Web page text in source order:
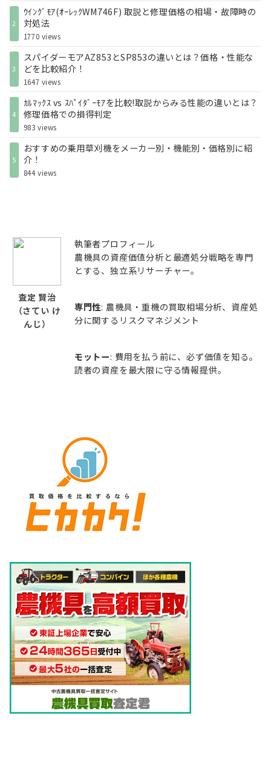
2
ｳｲﾝｸﾞﾓｱ(ｵｰﾚｯｸWM746F) 取説と修理価格の相場・故障時の
対処法
1770 views
3
スパイダーモアAZ853とSP853の違いとは？価格・性能な
どを比較紹介！
1647 views
4
ｶﾙﾏｯｸｽ vs ｽﾊﾟｲﾀﾞｰﾓｱを比較!取説からみる性能の違いとは？
修理価格での損得判定
983 views
5
おすすめの乗用草刈機をメーカー別・機能別・価格別に紹
介！
844 views
査定 賢治
（さてい け
んじ）
執筆者プロフィール
農機具の資産価値分析と最適処分戦略を専門
とする、独立系リサーチャー。
専門性: 農機具・重機の買取相場分析、資産処
分に関するリスクマネジメント
モットー: 費用を払う前に、必ず価値を知る。
読者の資産を最大限に守る情報提供。